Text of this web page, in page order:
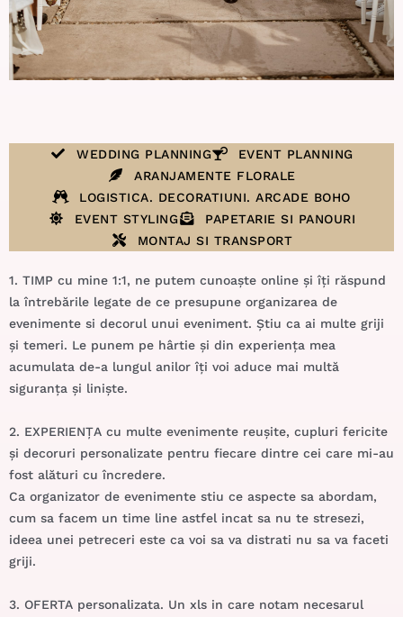
WEDDING PLANNING
EVENT PLANNING
ARANJAMENTE FLORALE
LOGISTICA. DECORATIUNI. ARCADE BOHO
EVENT STYLING
PAPETARIE SI PANOURI
MONTAJ SI TRANSPORT
1. TIMP cu mine 1:1, ne putem cunoaște online și îți răspund
la întrebările legate de ce presupune organizarea de
evenimente si decorul unui eveniment. Știu ca ai multe griji
și temeri. Le punem pe hârtie și din experiența mea
acumulata de-a lungul anilor îți voi aduce mai multă
siguranța și liniște.
2. EXPERIENȚA cu multe evenimente reușite, cupluri fericite
și decoruri personalizate pentru fiecare dintre cei care mi-au
fost alături cu încredere.
Ca organizator de evenimente stiu ce aspecte sa abordam,
cum sa facem un time line astfel incat sa nu te stresezi,
ideea unei petreceri este ca voi sa va distrati nu sa va faceti
griji.
3. OFERTA personalizata. Un xls in care notam necesarul